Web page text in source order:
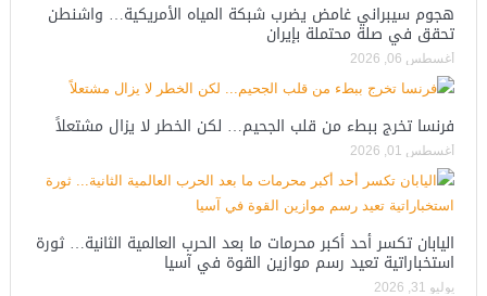
هجوم سيبراني غامض يضرب شبكة المياه الأمريكية… واشنطن
تحقق في صلة محتملة بإيران
أغسطس 06, 2026
فرنسا تخرج ببطء من قلب الجحيم… لكن الخطر لا يزال مشتعلاً
أغسطس 01, 2026
اليابان تكسر أحد أكبر محرمات ما بعد الحرب العالمية الثانية… ثورة
استخباراتية تعيد رسم موازين القوة في آسيا
يوليو 31, 2026